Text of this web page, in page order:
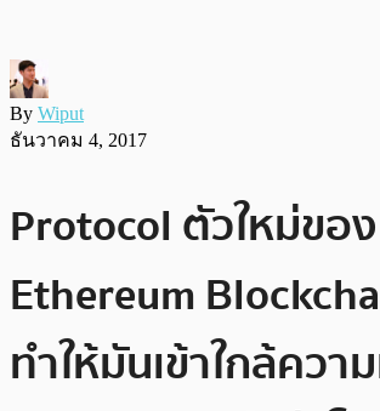
By Wiput
ธันวาคม 4, 2017
Protocol ตัวใหม่ของ
Ethereum
ทำให้มันเข้าใกล้ควา